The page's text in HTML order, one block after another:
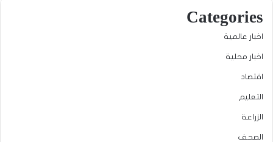
Categories
اخبار عالمية
اخبار محلية
اقتصاد
التعليم
الزراعة
الصحف